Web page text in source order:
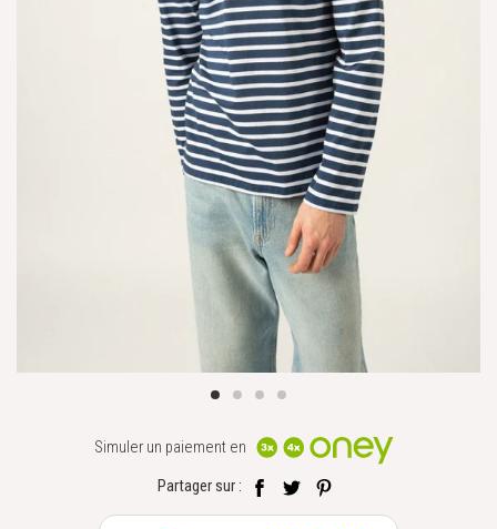
Simuler un paiement en
Partager sur :